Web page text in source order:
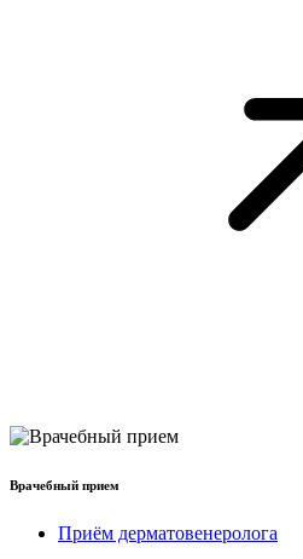
Врачебный прием
Приём дерматовенеролога